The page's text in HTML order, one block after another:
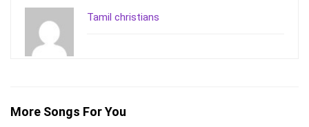
Tamil christians
More Songs For You